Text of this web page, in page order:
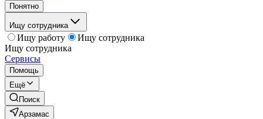
Понятно
Ищу сотрудника
Ищу работу
Ищу сотрудника
Ищу сотрудника
Сервисы
Помощь
Ещё
Поиск
Арзамас